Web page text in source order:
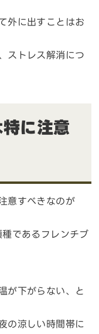
外に出すことはお
ストレス解消につ
特に注意
意すべきなのが
であるフレンチブ
が下がらない、と
の涼しい時間帯に